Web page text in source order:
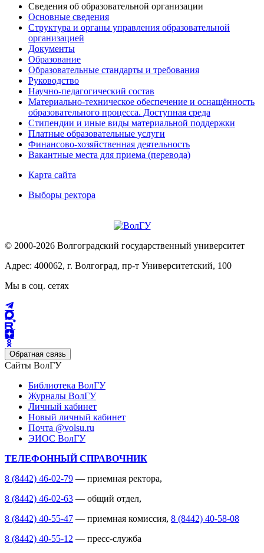
Сведения об образовательной организации
Основные сведения
Структура и органы управления образовательной
организацией
Документы
Образование
Образовательные стандарты и требования
Руководство
Научно-педагогический состав
Материально-техническое обеспечение и оснащённость
образовательного процесса. Доступная среда
Стипендии и иные виды материальной поддержки
Платные образовательные услуги
Финансово-хозяйственная деятельность
Вакантные места для приема (перевода)
Карта сайта
Выборы ректора
© 2000-2026 Волгоградский государственный университет
Адрес: 400062, г. Волгоград, пр-т Университетский, 100
Мы в соц. сетях
Обратная связь
Сайты ВолГУ
Библиотека ВолГУ
Журналы ВолГУ
Личный кабинет
Новый личный кабинет
Почта @volsu.ru
ЭИОС ВолГУ
ТЕЛЕФОННЫЙ СПРАВОЧНИК
8 (8442) 46-02-79 — приемная ректора,
8 (8442) 46-02-63 — общий отдел,
8 (8442) 40-55-47 — приемная комиссия, 8 (8442) 40-58-08
8 (8442) 40-55-12 — пресс-служба